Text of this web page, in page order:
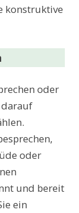
konstruktive
oder
darauf
oder
und bereit
ein